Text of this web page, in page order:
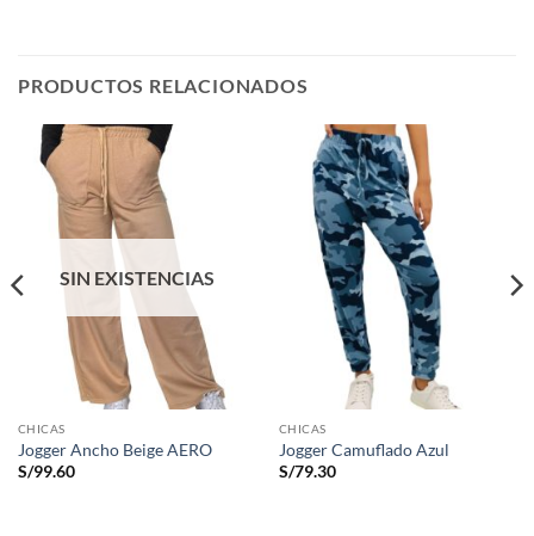
PRODUCTOS RELACIONADOS
SIN EXISTENCIAS
CHICAS
Jogger Ancho Beige AERO
S/99.60
CHICAS
Jogger Camuflado Azul
S/79.30